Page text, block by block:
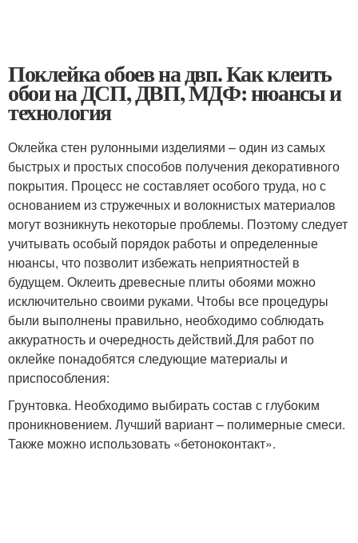
Поклейка обоев на двп. Как клеить
обои на ДСП, ДВП, МДФ: нюансы и
технология
Оклейка стен рулонными изделиями – один из самых
быстрых и простых способов получения декоративного
покрытия. Процесс не составляет особого труда, но с
основанием из стружечных и волокнистых материалов
могут возникнуть некоторые проблемы. Поэтому следует
учитывать особый порядок работы и определенные
нюансы, что позволит избежать неприятностей в
будущем. Оклеить древесные плиты обоями можно
исключительно своими руками. Чтобы все процедуры
были выполнены правильно, необходимо соблюдать
аккуратность и очередность действий.Для работ по
оклейке понадобятся следующие материалы и
приспособления:
Грунтовка. Необходимо выбирать состав с глубоким
проникновением. Лучший вариант – полимерные смеси.
Также можно использовать «бетоноконтакт».